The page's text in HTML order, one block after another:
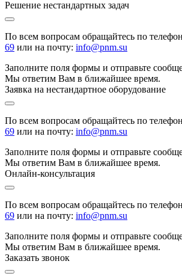
Решение нестандартных задач
По всем вопросам обращайтесь по
69 или на почту: info@pnm.su
Заполните поля формы и отправьте
Мы ответим Вам в ближайшее время.
Заявка на нестандартное оборудование
По всем вопросам обращайтесь по
69 или на почту: info@pnm.su
Заполните поля формы и отправьте
Мы ответим Вам в ближайшее время.
Онлайн-консультация
По всем вопросам обращайтесь по
69 или на почту: info@pnm.su
Заполните поля формы и отправьте
Мы ответим Вам в ближайшее время.
Заказать звонок